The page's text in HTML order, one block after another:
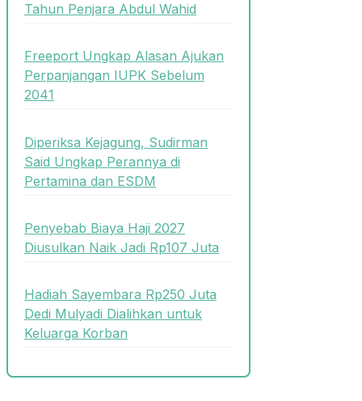
Tahun Penjara Abdul Wahid
Freeport Ungkap Alasan Ajukan
Perpanjangan IUPK Sebelum
2041
Diperiksa Kejagung, Sudirman
Said Ungkap Perannya di
Pertamina dan ESDM
Penyebab Biaya Haji 2027
Diusulkan Naik Jadi Rp107 Juta
Hadiah Sayembara Rp250 Juta
Dedi Mulyadi Dialihkan untuk
Keluarga Korban